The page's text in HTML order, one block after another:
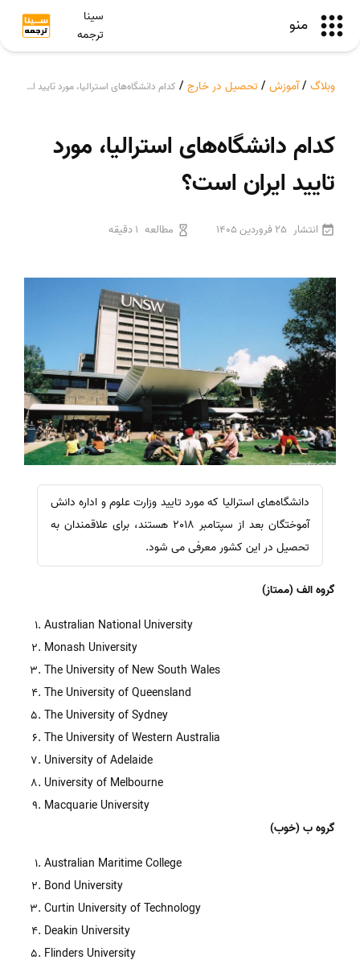
منو
سینا
ترجمه
وبلاگ /آموزش / تحصیل در خارج / کدام دانشگاه‌های استرالیا، مورد تایید ایران است؟
کدام دانشگاه‌های استرالیا، مورد
تایید ایران است؟
انتشار 25 فروردین 1405 مطالعه 1 دقیقه
دانشگاه‌های استرالیا که مورد تایید وزارت علوم و اداره دانش
آموختگان بعد از سپتامبر 2018 هستند، برای علاقمندان به
تحصیل در این کشور معرفی می شود.
گروه الف(ممتاز)
Australian National University
Monash University
The University of New South Wales
The University of Queensland
The University of Sydney
The University of Western Australia
University of Adelaide
University of Melbourne
Macquarie University
گروه ب (خوب)
Australian Maritime College
Bond University
Curtin University of Technology
Deakin University
Flinders University